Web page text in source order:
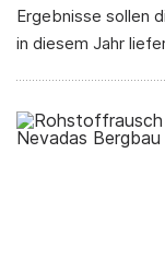
Ergebnisse sollen
in diesem Jahr